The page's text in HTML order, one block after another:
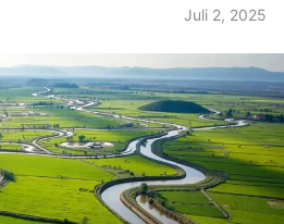
Juli 2, 2025